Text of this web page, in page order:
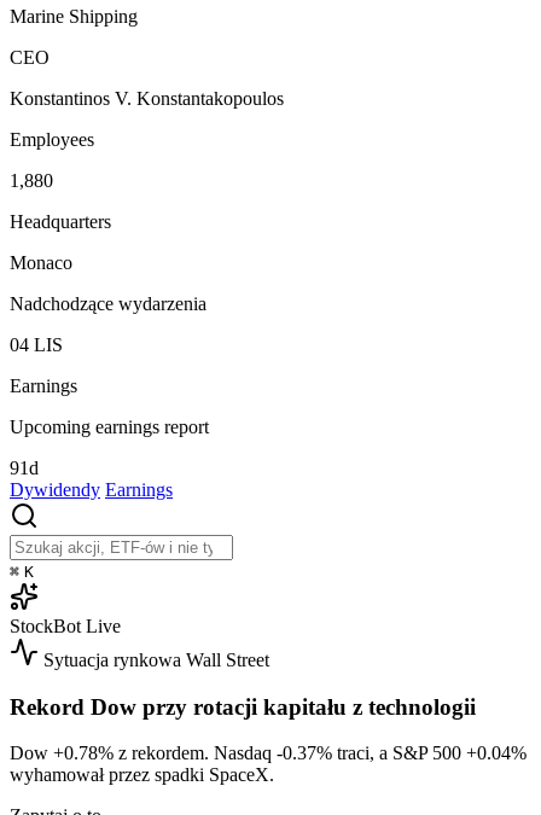
Marine Shipping
CEO
Konstantinos V. Konstantakopoulos
Employees
1,880
Headquarters
Monaco
Nadchodzące wydarzenia
04 LIS
Earnings
Upcoming earnings report
91d
Dywidendy Earnings
⌘ K
StockBot Live
Sytuacja rynkowa Wall Street
Rekord Dow przy rotacji kapitału z technologii
Dow +0.78% z rekordem. Nasdaq -0.37% traci, a S&P 500 +0.04%
wyhamował przez spadki SpaceX.